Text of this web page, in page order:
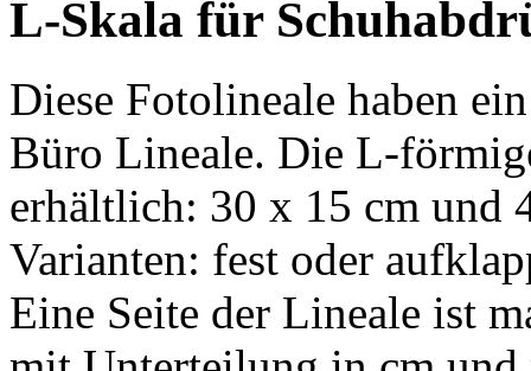
L-Skala für
Diese Fotolineale haben
Büro Lineale. Die L-
erhältlich: 30 x 15 cm und
Varianten: fest oder
Eine Seite der Lineale ist